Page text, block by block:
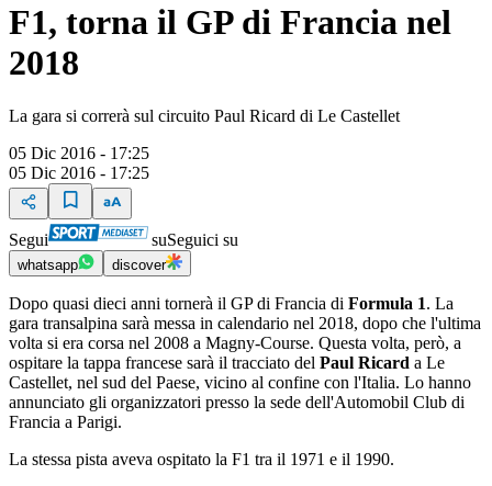
F1, torna il GP di Francia nel
2018
La gara si correrà sul circuito Paul Ricard di Le Castellet
05 Dic 2016 - 17:25
05 Dic 2016 - 17:25
Segui suSeguici su
whatsapp discover
Dopo quasi dieci anni tornerà il GP di Francia di Formula 1. La
gara transalpina sarà messa in calendario nel 2018, dopo che l'ultima
volta si era corsa nel 2008 a Magny-Course. Questa volta, però, a
ospitare la tappa francese sarà il tracciato del Paul Ricard a Le
Castellet, nel sud del Paese, vicino al confine con l'Italia. Lo hanno
annunciato gli organizzatori presso la sede dell'Automobil Club di
Francia a Parigi.
La stessa pista aveva ospitato la F1 tra il 1971 e il 1990.